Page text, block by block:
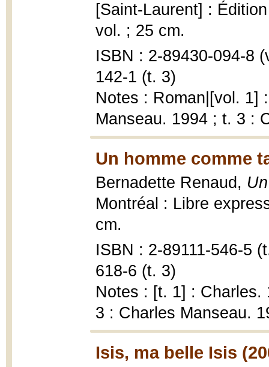
[Saint-Laurent] :
vol. ; 25 cm.
ISBN : 2-89430-094-8
142-1 (t. 3)
Notes : Roman|[vol. 1]
Manseau. 1994 ; t. 3 :
Un homme comme
Bernadette Renaud,
Montréal : Libre
cm.
ISBN : 2-89111-546-5
618-6 (t. 3)
Notes : [t. 1] : Charles.
3 : Charles Manseau.
Isis, ma belle Isis